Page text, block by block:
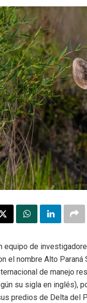
equipo de
el nombre Alto
de manejo
su sigla en inglés),
predios de Delta del